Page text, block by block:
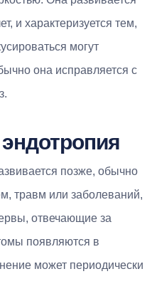
и характеризуется тем,
могут
она исправляется с
позже, обычно
травм или заболеваний,
отвечающие за
появляются в
может периодически